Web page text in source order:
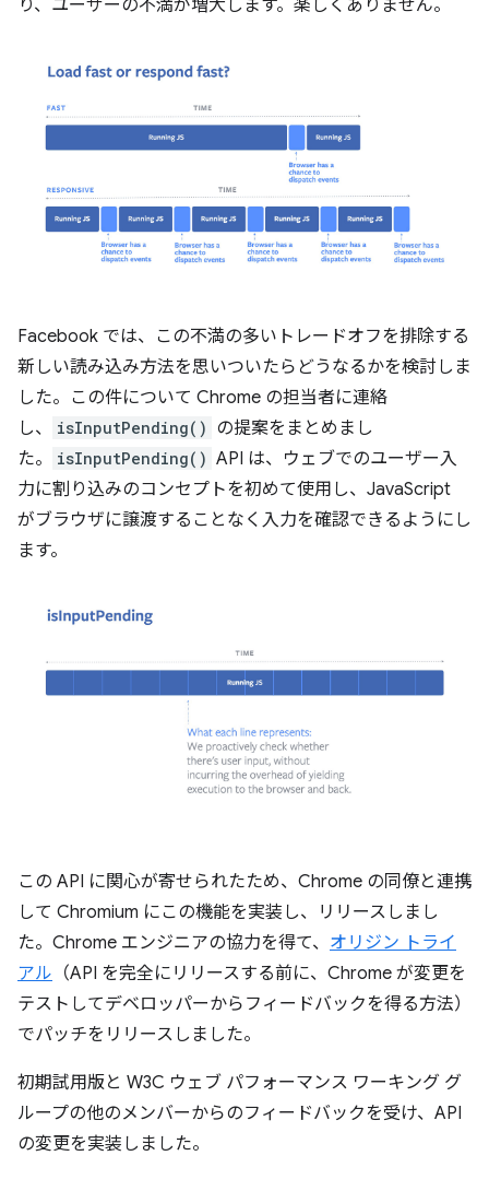
り、ユーザーの不満が増大します。楽しくありません。
Facebook では、この不満の多いトレードオフを排除する
新しい読み込み方法を思いついたらどうなるかを検討しま
した。この件について Chrome の担当者に連絡
し、
isInputPending() の提案をまとめまし
た。
isInputPending() API は、ウェブでのユーザー入
力に割り込みのコンセプトを初めて使用し、JavaScript
がブラウザに譲渡することなく入力を確認できるようにし
ます。
この API に関心が寄せられたため、Chrome の同僚と連携
して Chromium にこの機能を実装し、リリースしまし
た。Chrome エンジニアの協力を得て、 オリジン トライ
アル （API を完全にリリースする前に、Chrome が変更を
テストしてデベロッパーからフィードバックを得る方法）
でパッチをリリースしました。
初期試用版と W3C ウェブ パフォーマンス ワーキング グ
ループの他のメンバーからのフィードバックを受け、API
の変更を実装しました。